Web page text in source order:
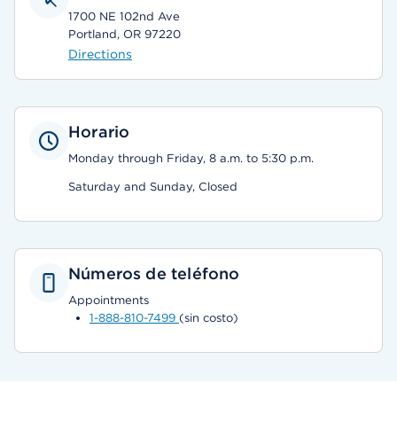
1700 NE 102nd Ave
Portland, OR 97220
Directions
Horario
Monday through Friday, 8 a.m. to 5:30 p.m.
Saturday and Sunday, Closed
Números de teléfono
Appointments
1-888-810-7499 (sin costo)